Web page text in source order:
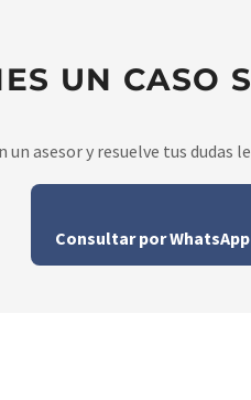
UN CASO
un asesor y resuelve tus dudas
Consultar por WhatsApp